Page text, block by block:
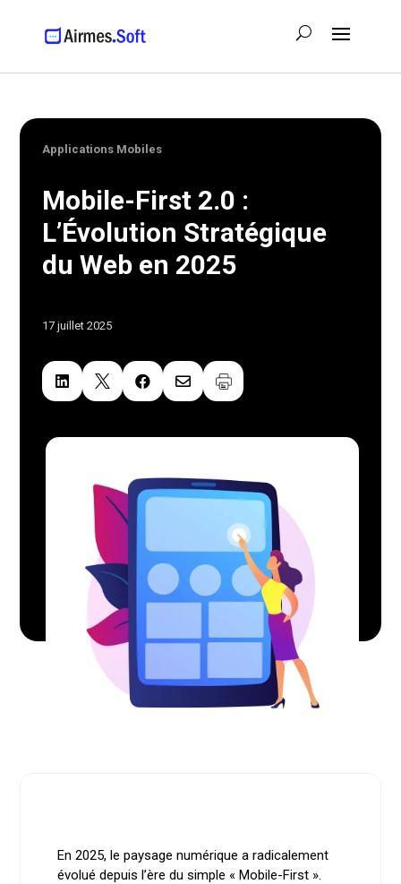
Applications Mobiles
Mobile-First 2.0 :
L’Évolution Stratégique
du Web en 2025
17 juillet 2025
   
En 2025, le paysage numérique a radicalement
évolué depuis l’ère du simple « Mobile-First ».